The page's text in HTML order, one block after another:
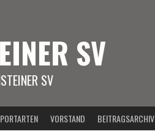
SV
SV
VORSTAND BEITRAGSARCHIV